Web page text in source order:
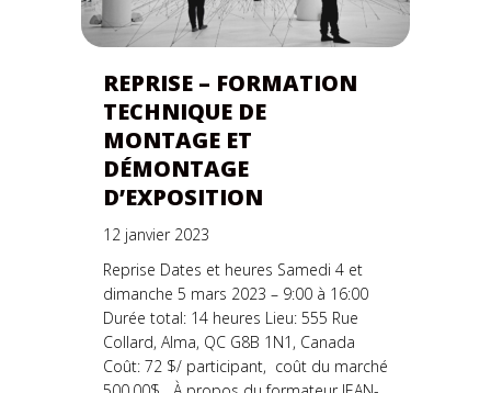
REPRISE – FORMATION
TECHNIQUE DE
MONTAGE ET
DÉMONTAGE
D’EXPOSITION
12 janvier 2023
Reprise Dates et heures Samedi 4 et
dimanche 5 mars 2023 – 9:00 à 16:00
Durée total: 14 heures Lieu: 555 Rue
Collard, Alma, QC G8B 1N1, Canada
Coût: 72 $/ participant, coût du marché